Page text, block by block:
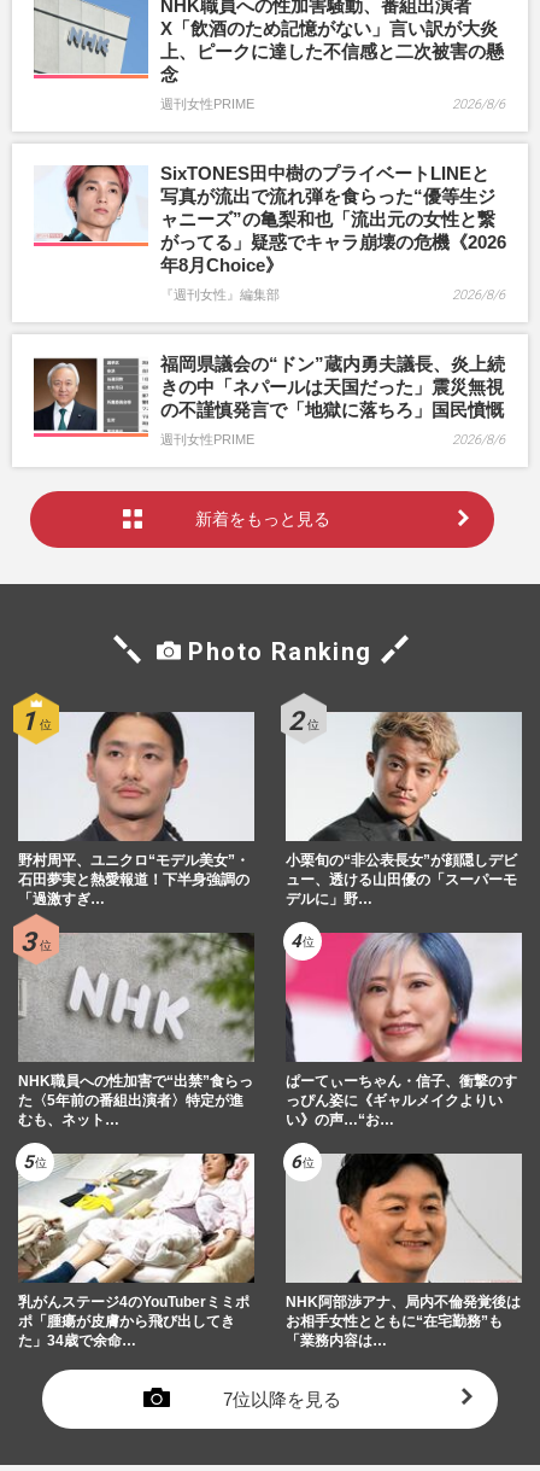
NHK職員への性加害騒動、番組出演者
X「飲酒のため記憶がない」言い訳が大炎
上、ピークに達した不信感と二次被害の懸
念
週刊女性PRIME 2026/8/6
SixTONES田中樹のプライベートLINEと
写真が流出で流れ弾を食らった“優等生ジ
ャニーズ”の亀梨和也「流出元の女性と繋
がってる」疑惑でキャラ崩壊の危機《2026
年8月Choice》
『週刊女性』編集部 2026/8/6
福岡県議会の“ドン”蔵内勇夫議長、炎上続
きの中「ネパールは天国だった」震災無視
の不謹慎発言で「地獄に落ちろ」国民憤慨
週刊女性PRIME 2026/8/6
新着をもっと見る
Photo Ranking
野村周平、ユニクロ“モデル美女”・
石田夢実と熱愛報道！下半身強調の
「過激すぎ…
小栗旬の“非公表長女”が顔隠しデビ
ュー、透ける山田優の「スーパーモ
デルに」野…
NHK職員への性加害で“出禁”食らっ
た〈5年前の番組出演者〉特定が進
むも、ネット…
ぱーてぃーちゃん・信子、衝撃のす
っぴん姿に《ギャルメイクよりい
い》の声…“お…
乳がんステージ4のYouTuberミミポ
ポ「腫瘍が皮膚から飛び出してき
た」34歳で余命…
NHK阿部渉アナ、局内不倫発覚後は
お相手女性とともに“在宅勤務”も
「業務内容は…
7位以降を見る